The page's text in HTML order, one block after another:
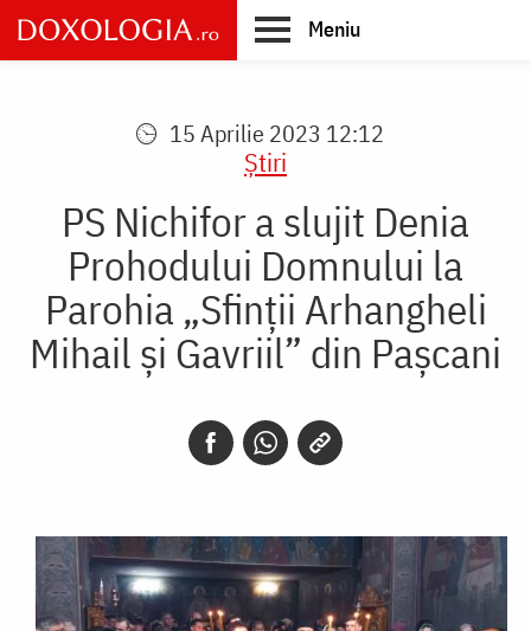
Skip
to
main
Meniu
15 Aprilie 2023 12:12
Știri
PS Nichifor a slujit Denia
Prohodului Domnului la
Parohia „Sfinții Arhangheli
Mihail și Gavriil” din Pașcani